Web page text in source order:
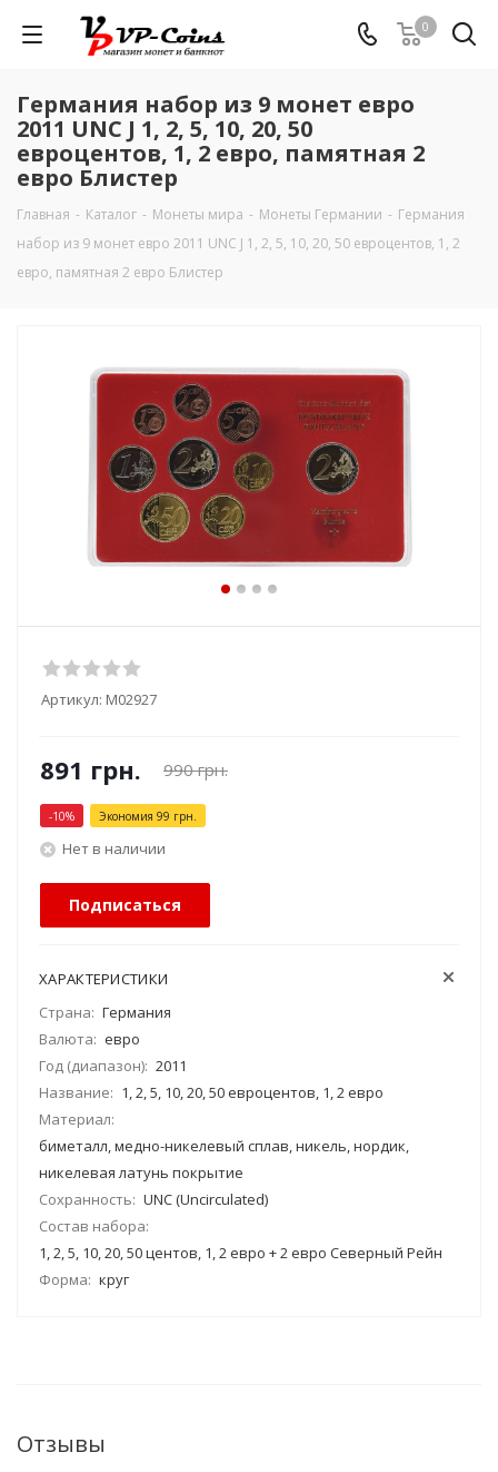
0
Германия набор из 9 монет евро
2011 UNC J 1, 2, 5, 10, 20, 50
евроцентов, 1, 2 евро, памятная 2
евро Блистер
Главная - Каталог - Монеты мира - Монеты Германии - Германия
набор из 9 монет евро 2011 UNC J 1, 2, 5, 10, 20, 50 евроцентов, 1, 2
евро, памятная 2 евро Блистер
Артикул: М02927
891 грн. 990грн.
-10% Экономия 99 грн.
Нет в наличии
Подписаться
ХАРАКТЕРИСТИКИ
Страна: Германия
Валюта: евро
Год (диапазон): 2011
Название: 1, 2, 5, 10, 20, 50 евроцентов, 1, 2 евро
Материал:
биметалл, медно-никелевый сплав, никель, нордик,
никелевая латунь покрытие
Сохранность: UNC (Uncirculated)
Состав набора:
1, 2, 5, 10, 20, 50 центов, 1, 2 евро + 2 евро Северный Рейн
Форма: круг
Отзывы